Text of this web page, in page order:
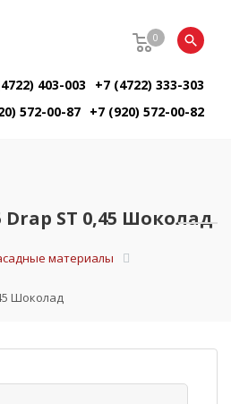
0
403-003
+7 (4722) 333-303
572-00-87 +7 (920) 572-00-82
Drap ST 0,45 Шоколад
материалы
Шоколад